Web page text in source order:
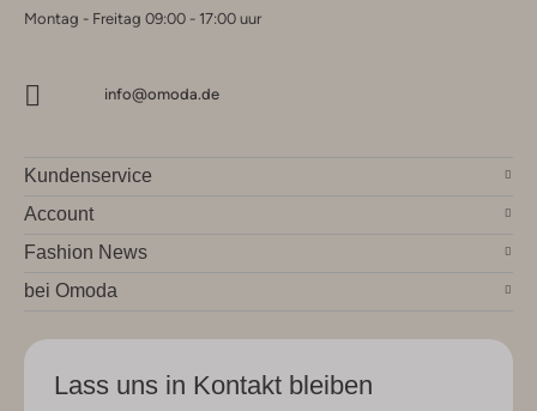
Montag - Freitag 09:00 - 17:00 uur
info@omoda.de
Kundenservice
Account
Fashion News
bei Omoda
Lass uns in Kontakt bleiben